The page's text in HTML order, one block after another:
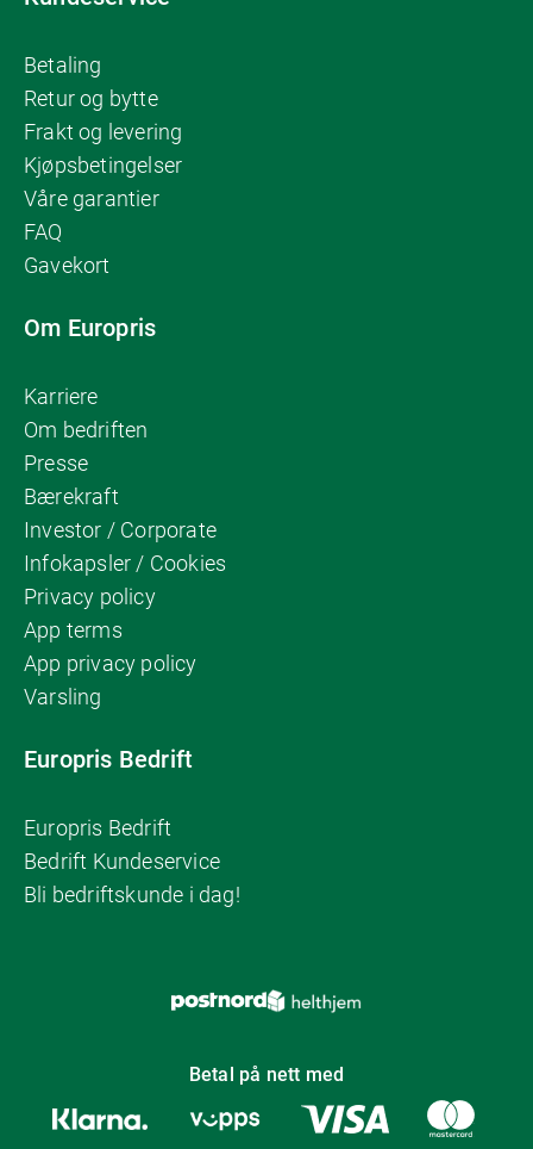
Betaling
Retur og bytte
Frakt og levering
Kjøpsbetingelser
Våre garantier
FAQ
Gavekort
Om Europris
Karriere
Om bedriften
Presse
Bærekraft
Investor / Corporate
Infokapsler / Cookies
Privacy policy
App terms
App privacy policy
Varsling
Europris Bedrift
Europris Bedrift
Bedrift Kundeservice
Bli bedriftskunde i dag!
Betal på nett med